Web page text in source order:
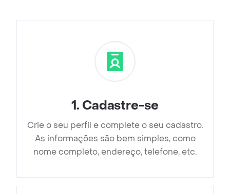
1. Cadastre-se
Crie o seu perfil e complete o seu cadastro.
As informações são bem simples, como
nome completo, endereço, telefone, etc.